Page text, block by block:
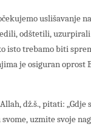
uslišavanje
odštetili,
isto trebamo biti
je osiguran
dž.š., pitati:
uzmite svoje